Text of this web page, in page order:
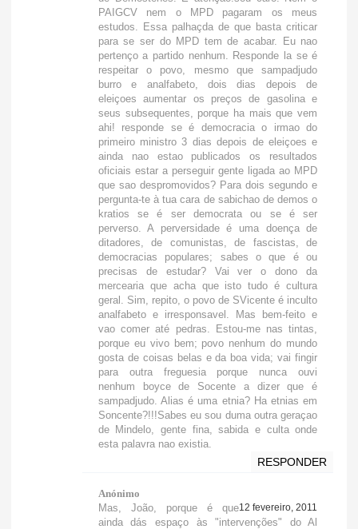
PAIGCV nem o MPD pagaram os meus
estudos. Essa palhaçda de que basta criticar
para se ser do MPD tem de acabar. Eu nao
pertenço a partido nenhum. Responde la se é
respeitar o povo, mesmo que sampadjudo
burro e analfabeto, dois dias depois de
eleiçoes aumentar os preços de gasolina e
seus subsequentes, porque ha mais que vem
ahi! responde se é democracia o irmao do
primeiro ministro 3 dias depois de eleiçoes e
ainda nao estao publicados os resultados
oficiais estar a perseguir gente ligada ao MPD
que sao despromovidos? Para dois segundo e
pergunta-te à tua cara de sabichao de demos o
kratios se é ser democrata ou se é ser
perverso. A perversidade é uma doença de
ditadores, de comunistas, de fascistas, de
democracias populares; sabes o que é ou
precisas de estudar? Vai ver o dono da
mercearia que acha que isto tudo é cultura
geral. Sim, repito, o povo de SVicente é inculto
analfabeto e irresponsavel. Mas bem-feito e
vao comer até pedras. Estou-me nas tintas,
porque eu vivo bem; povo nenhum do mundo
gosta de coisas belas e da boa vida; vai fingir
para outra freguesia porque nunca ouvi
nenhum boyce de Socente a dizer que é
sampadjudo. Alias é uma etnia? Ha etnias em
Soncente?!!!Sabes eu sou duma outra geraçao
de Mindelo, gente fina, sabida e culta onde
esta palavra nao existia.
RESPONDER
Anónimo
12 fevereiro, 2011
Mas, João, porque é que
ainda dás espaço às "intervenções" do Al